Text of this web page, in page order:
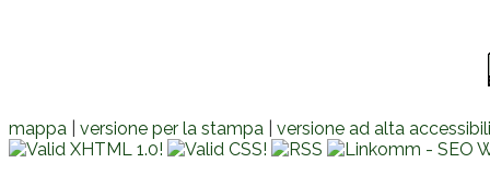
mappa versione per la stampa versione ad alta